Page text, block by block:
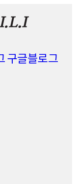
구글블로그